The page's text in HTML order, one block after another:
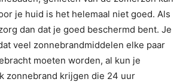
je huid is het helemaal niet goed. Als
dan dat je goed beschermd bent. Je
veel zonnebrandmiddelen elke paar
moeten worden, al kun je
zonnebrand krijgen die 24 uur